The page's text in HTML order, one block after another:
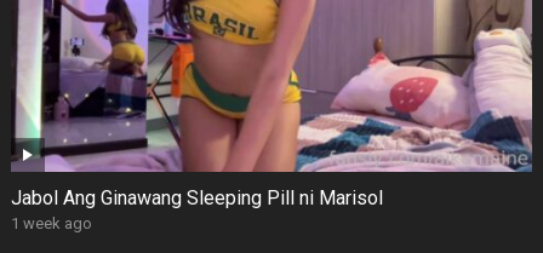
Jabol Ang Ginawang Sleeping Pill ni Marisol
1 week ago